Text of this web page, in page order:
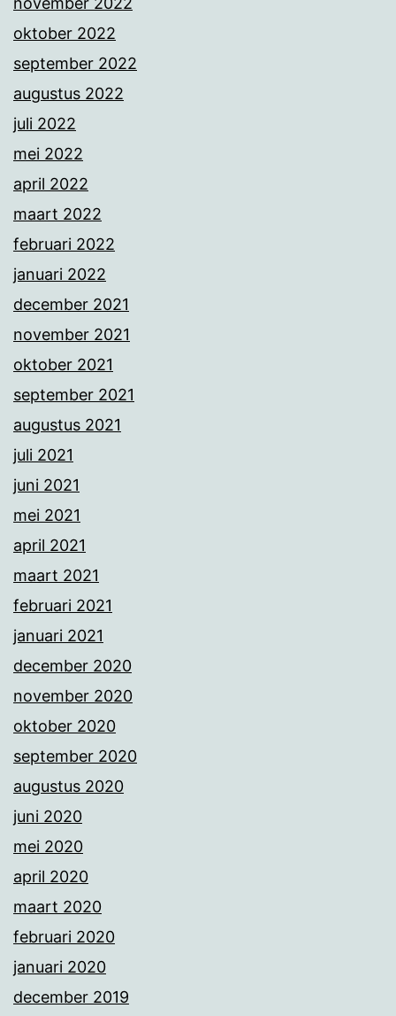
oktober 2022
september 2022
augustus 2022
juli 2022
mei 2022
april 2022
maart 2022
februari 2022
januari 2022
december 2021
november 2021
oktober 2021
september 2021
augustus 2021
juli 2021
juni 2021
mei 2021
april 2021
maart 2021
februari 2021
januari 2021
december 2020
november 2020
oktober 2020
september 2020
augustus 2020
juni 2020
mei 2020
april 2020
maart 2020
februari 2020
januari 2020
december 2019